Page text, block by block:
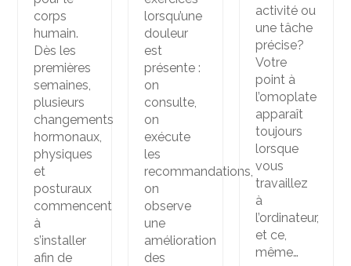
corps
humain.
Dès les
premières
semaines,
plusieurs
changements
hormonaux,
physiques
et
posturaux
commencent
à
s’installer
afin de
lorsqu’une
douleur
est
présente :
on
consulte,
on
exécute
les
recommandations,
on
observe
une
amélioration
des
activité ou
une tâche
précise?
Votre
point à
l’omoplate
apparaît
toujours
lorsque
vous
travaillez
à
l’ordinateur,
et ce,
même…